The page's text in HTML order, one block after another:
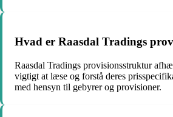
Hvad er Raasdal Tradings
Raasdal Tradings provisionsstruktur
vigtigt at læse og forstå deres
med hensyn til gebyrer og provisioner.